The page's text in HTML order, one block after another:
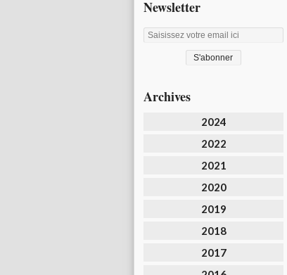
Newsletter
Archives
2024
2022
2021
2020
2019
2018
2017